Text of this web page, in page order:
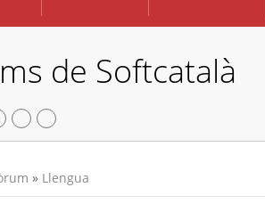
de Softcatalà
» Llengua